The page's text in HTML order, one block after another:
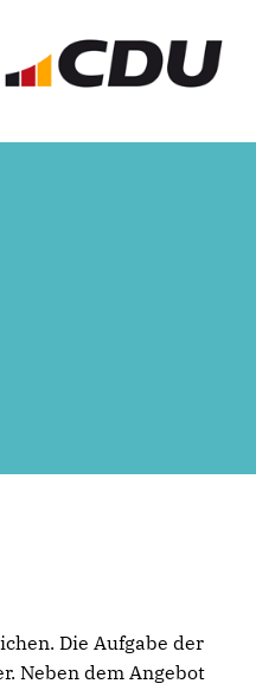
Die Aufgabe der
Neben dem Angebot